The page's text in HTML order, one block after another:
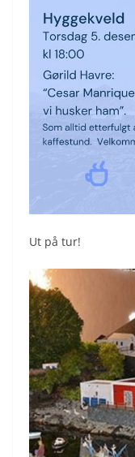
Ut på tur!